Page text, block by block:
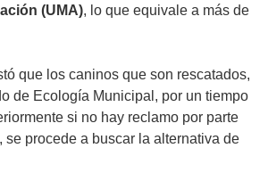
(UMA), lo que equivale a más de
que los caninos que son rescatados,
de Ecología Municipal, por un tiempo
si no hay reclamo por parte
se procede a buscar la alternativa de